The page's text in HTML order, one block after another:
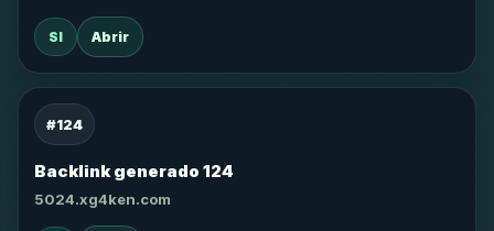
SI Abrir
#124
Backlink generado 124
5024.xg4ken.com